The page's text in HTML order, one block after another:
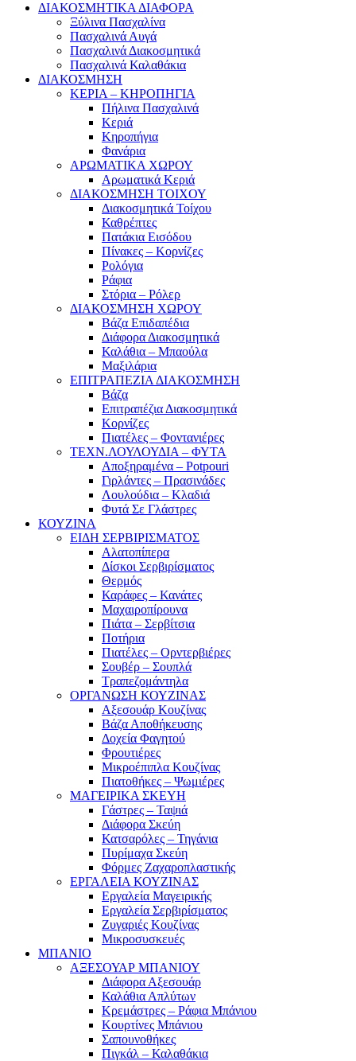
ΔΙΑΚΟΣΜΗΤΙΚΑ ΔΙΑΦΟΡΑ
Ξύλινα Πασχαλίνα
Πασχαλινά Αυγά
Πασχαλινά Διακοσμητικά
Πασχαλινά Καλαθάκια
ΔΙΑΚΟΣΜΗΣΗ
ΚΕΡΙΑ – ΚΗΡΟΠΗΓΙΑ
Πήλινα Πασχαλινά
Κεριά
Κηροπήγια
Φανάρια
ΑΡΩΜΑΤΙΚΑ ΧΩΡΟΥ
Αρωματικά Κεριά
ΔΙΑΚΟΣΜΗΣΗ ΤΟΙΧΟΥ
Διακοσμητικά Τοίχου
Καθρέπτες
Πατάκια Εισόδου
Πίνακες – Κορνίζες
Ρολόγια
Ράφια
Στόρια – Ρόλερ
ΔΙΑΚΟΣΜΗΣΗ ΧΩΡΟΥ
Βάζα Επιδαπέδια
Διάφορα Διακοσμητικά
Καλάθια – Μπαούλα
Μαξιλάρια
ΕΠΙΤΡΑΠΕΖΙΑ ΔΙΑΚΟΣΜΗΣΗ
Βάζα
Επιτραπέζια Διακοσμητικά
Κορνίζες
Πιατέλες – Φοντανιέρες
ΤΕΧΝ.ΛΟΥΛΟΥΔΙΑ – ΦΥΤΑ
Αποξηραμένα – Potpouri
Γιρλάντες – Πρασινάδες
Λουλούδια – Κλαδιά
Φυτά Σε Γλάστρες
ΚΟΥΖΙΝΑ
ΕΙΔΗ ΣΕΡΒΙΡΙΣΜΑΤΟΣ
Αλατοπίπερα
Δίσκοι Σερβιρίσματος
Θερμός
Καράφες – Κανάτες
Μαχαιροπίρουνα
Πιάτα – Σερβίτσια
Ποτήρια
Πιατέλες – Ορντερβιέρες
Σουβέρ – Σουπλά
Τραπεζομάντηλα
ΟΡΓΑΝΩΣΗ ΚΟΥΖΙΝΑΣ
Αξεσουάρ Κουζίνας
Βάζα Αποθήκευσης
Δοχεία Φαγητού
Φρουτιέρες
Μικροέπιπλα Κουζίνας
Πιατοθήκες – Ψωμιέρες
ΜΑΓΕΙΡΙΚΑ ΣΚΕΥΗ
Γάστρες – Ταψιά
Διάφορα Σκεύη
Κατσαρόλες – Τηγάνια
Πυρίμαχα Σκεύη
Φόρμες Ζαχαροπλαστικής
ΕΡΓΑΛΕΙΑ ΚΟΥΖΙΝΑΣ
Εργαλεία Μαγειρικής
Εργαλεία Σερβιρίσματος
Ζυγαριές Κουζίνας
Μικροσυσκευές
ΜΠΑΝΙΟ
ΑΞΕΣΟΥΑΡ ΜΠΑΝΙΟΥ
Διάφορα Αξεσουάρ
Καλάθια Απλύτων
Κρεμάστρες – Ράφια Μπάνιου
Κουρτίνες Μπάνιου
Σαπουνοθήκες
Πιγκάλ – Καλαθάκια